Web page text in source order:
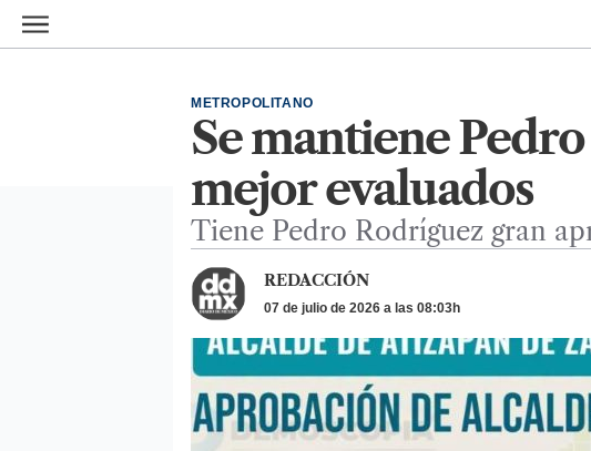
Ir al contenido principal
Se mantiene
mejor evaluados
METROPOLITANO
Tiene Pedro Rodríguez gran
REDACCIÓN
07 de julio de 2026 a las 08:03h